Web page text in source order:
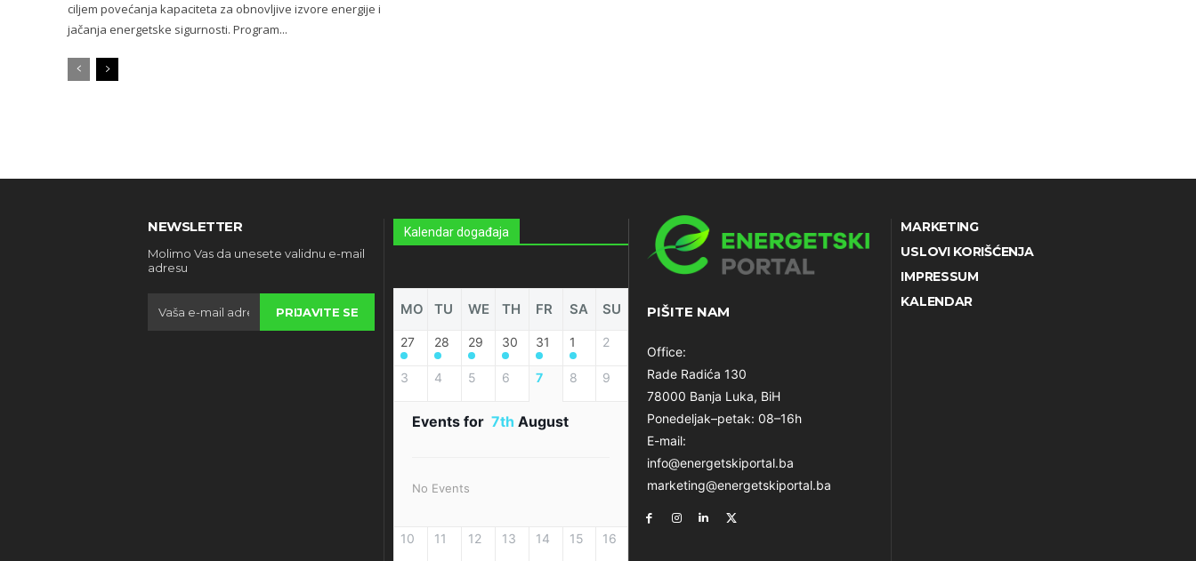
ciljem povećanja kapaciteta za obnovljive izvore energije i
jačanja energetske sigurnosti. Program...
NEWSLETTER
Molimo Vas da unesete validnu e-mail
adresu
PRIJAVITE SE
Kalendar događaja
MO TU WE TH FR SA SU
27 28 29 30 31 1 2
3 4 5 6 7 8 9
Events for 7th August
No Events
10 11 12 13 14 15 16
PIŠITE NAM
Office:
Rade Radića 130
78000 Banja Luka, BiH
Ponedeljak–petak: 08–16h
E-mail:
info@energetskiportal.ba
marketing@energetskiportal.ba
MARKETING
USLOVI KORIŠĆENJA
IMPRESSUM
KALENDAR